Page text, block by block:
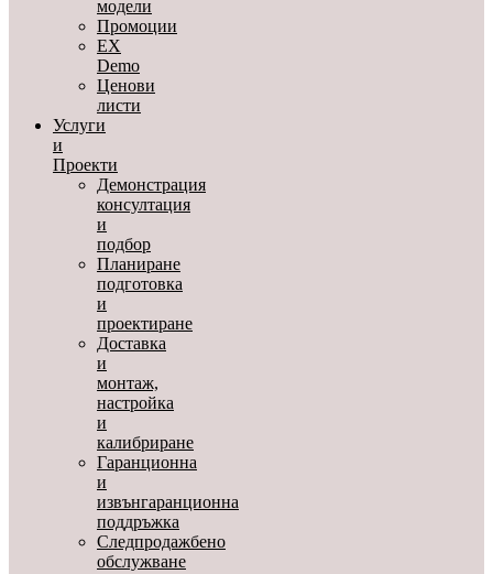
модели
Промоции
EX
Demo
Ценови
листи
Услуги
и
Проекти
Демонстрация
консултация
и
подбор
Планиране
подготовка
и
проектиране
Доставка
и
монтаж,
настройка
и
калибриране
Гаранционна
и
извънгаранционна
поддръжка
Следпродажбено
обслужване